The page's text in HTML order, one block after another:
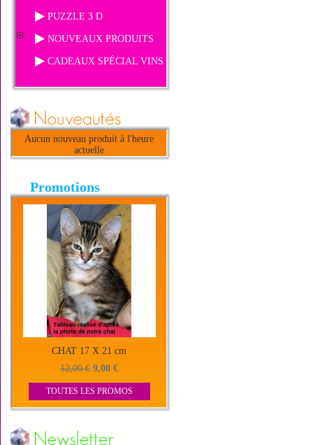
PUZZLE 3 D
NOUVEAUX PRODUITS
CADEAUX SPÉCIAL VINS
Aucun nouveau produit à l'heure
actuelle
Promotions
CHAT 17 X 21 cm
12,00 € 9,00 €
TOUTES LES PROMOS